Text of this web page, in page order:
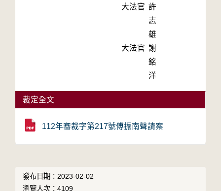
大法官 許
志
雄
大法官 謝
銘
洋
裁定全文
112年審裁字第217號傅振南聲請案
發布日期：2023-02-02
瀏覽人次：4109